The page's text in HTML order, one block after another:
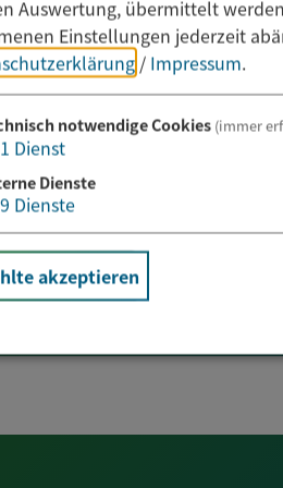
Auswertung, übermittelt
Einstellungen jederzeit
/ Impressum.
notwendige Cookies (immer
1 Dienst
Dienste
9 Dienste
akzeptieren